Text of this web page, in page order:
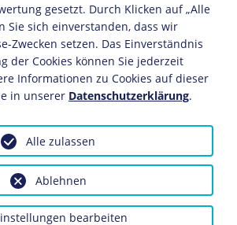
(1894-1946)
Historisches Museum,
6
in folgende LeMO-Seite:
Mädel (BDM)
gesetzt. Durch Klicken auf „Alle
Sie sich einverstanden, dass wir
Zwecken setzen. Das Einverständnis
der Cookies können Sie jederzeit
Informationen zu Cookies auf dieser
in unserer Datenschutzerklärung.
bearbeiten
Ablehnen
Alle zulassen